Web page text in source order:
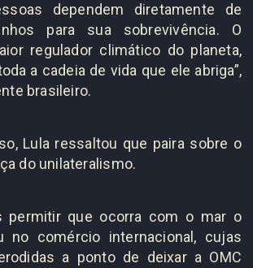
dependem diretamente de
para sua sobrevivência. O
regulador climático do planeta,
a cadeia de vida que ele abriga”,
brasileiro.
Lula ressaltou que paira sobre o
do unilateralismo.
permitir que ocorra com o mar o
no comércio internacional, cujas
a ponto de deixar a OMC